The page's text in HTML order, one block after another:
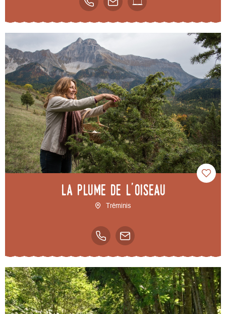
La Plume de l'Oiseau
Tréminis